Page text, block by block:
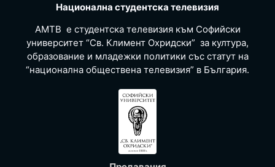
Национална студентска телевизия
АМТВ е студентска телевизия към Софийски
университет “Св. Климент Охридски” за култура,
образование и младежки политики със статут на
“национална обществена телевизия” в България.